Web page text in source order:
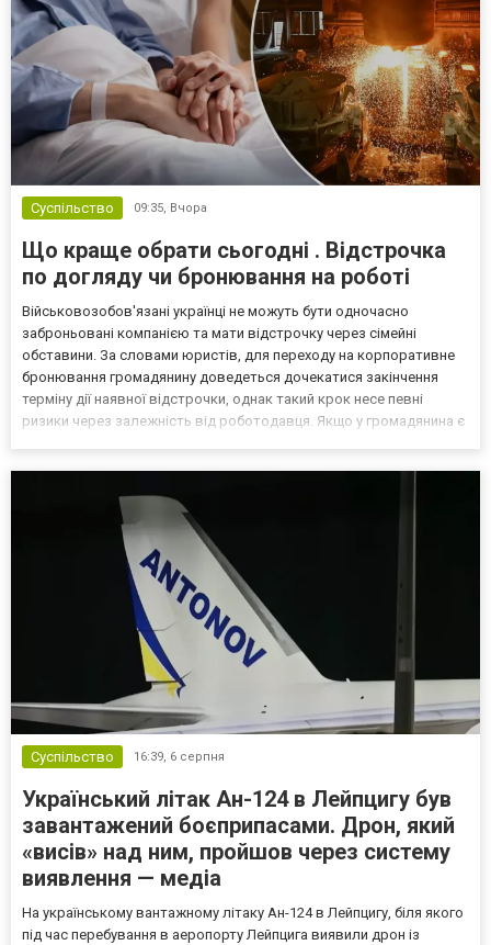
Суспільство 09:35, Вчора
Що краще обрати сьогодні . Відстрочка
по догляду чи бронювання на роботі
Військовозобов'язані українці не можуть бути одночасно
заброньовані компанією та мати відстрочку через сімейні
обставини. За словами юристів, для переходу на корпоративне
бронювання громадянину доведеться дочекатися закінчення
терміну дії наявної відстрочки, однак такий крок несе певні
ризики через залежність від роботодавця. Якщо у громадянина є
Суспільство 16:39, 6 серпня
Український літак Ан-124 в Лейпцигу був
завантажений боєприпасами. Дрон, який
«висів» над ним, пройшов через систему
виявлення — медіа
На українському вантажному літаку Ан-124 в Лейпцигу, біля якого
під час перебування в аеропорту Лейпцига виявили дрон із